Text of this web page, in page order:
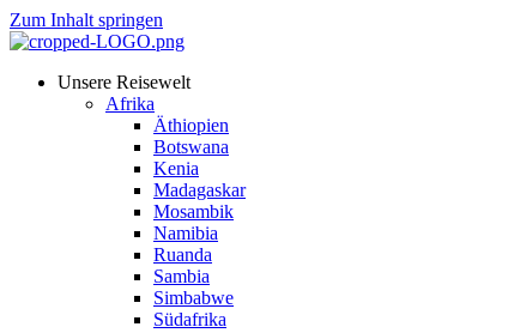
Zum Inhalt springen
Unsere Reisewelt
Afrika
Äthiopien
Botswana
Kenia
Madagaskar
Mosambik
Namibia
Ruanda
Sambia
Simbabwe
Südafrika